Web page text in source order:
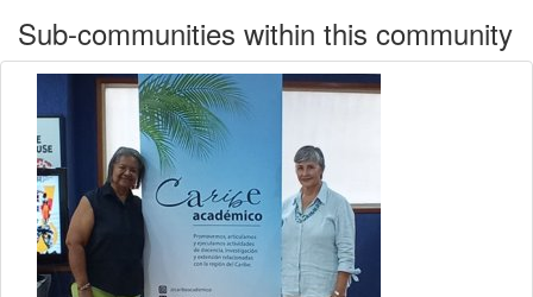
Sub-communities within this community